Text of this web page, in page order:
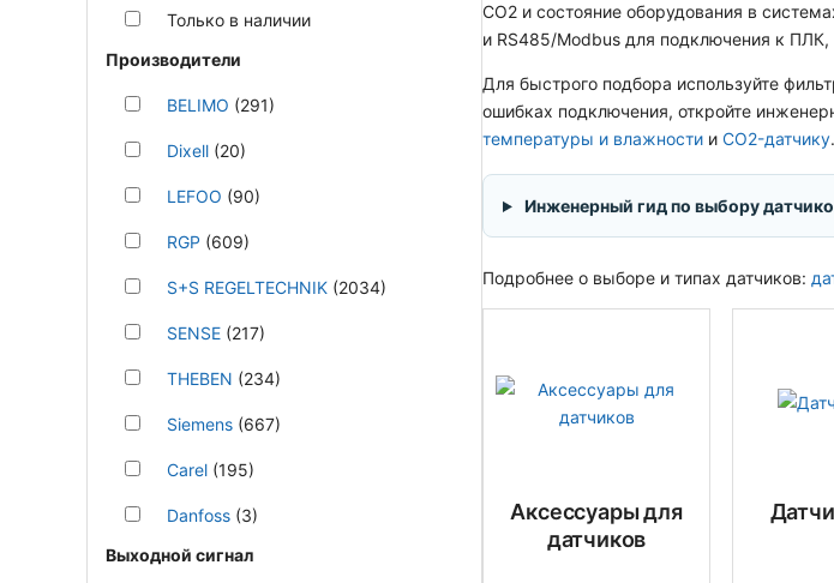
Только в наличии
Производители
BELIMO (291)
Dixell (20)
LEFOO (90)
RGP (609)
S+S REGELTECHNIK (2034)
SENSE (217)
THEBEN (234)
Siemens (667)
Carel (195)
Danfoss (3)
Выходной сигнал
CO2 и состояние оборудования в
и RS485/Modbus для подключения к ПЛК,
Для быстрого подбора используйте
ошибках подключения, откройте
температуры и влажности и CO2-датчику.
Инженерный гид по выбору
Подробнее о выборе и типах датчиков:
Аксессуары для
датчиков